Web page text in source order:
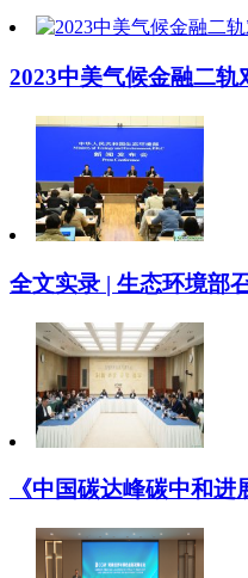
2023中美气候金融二轨
全文实录 | 生态环境部
《中国碳达峰碳中和